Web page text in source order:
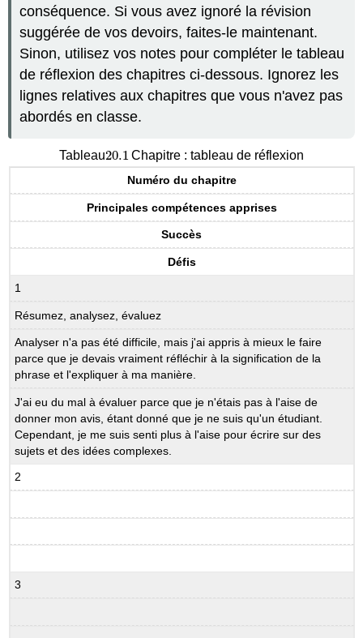
conséquence. Si vous avez ignoré la révision
suggérée de vos devoirs, faites-le maintenant.
Sinon, utilisez vos notes pour compléter le tableau
de réflexion des chapitres ci-dessous. Ignorez les
lignes relatives aux chapitres que vous n'avez pas
abordés en classe.
Tableau20.1
20.1 Chapitre : tableau de réflexion
Numéro du chapitre
Principales compétences apprises
Succès
Défis
1
Résumez, analysez, évaluez
Analyser n'a pas été difficile, mais j'ai appris à mieux le faire
parce que je devais vraiment réfléchir à la signification de la
phrase et l'expliquer à ma manière.
J'ai eu du mal à évaluer parce que je n'étais pas à l'aise de
donner mon avis, étant donné que je ne suis qu'un étudiant.
Cependant, je me suis senti plus à l'aise pour écrire sur des
sujets et des idées complexes.
2
3